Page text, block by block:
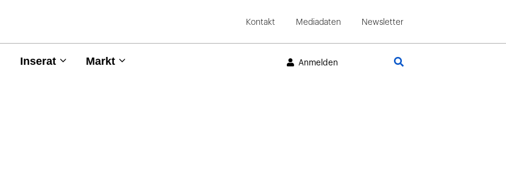
Kontakt Mediadaten Newsletter
Inserat Markt Anmelden